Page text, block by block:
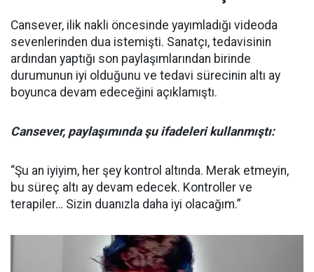
Cansever, ilik nakli öncesinde yayımladığı videoda
sevenlerinden dua istemişti. Sanatçı, tedavisinin
ardından yaptığı son paylaşımlarından birinde
durumunun iyi olduğunu ve tedavi sürecinin altı ay
boyunca devam edeceğini açıklamıştı.
Cansever, paylaşımında şu ifadeleri kullanmıştı:
“Şu an iyiyim, her şey kontrol altında. Merak etmeyin,
bu süreç altı ay devam edecek. Kontroller ve
terapiler… Sizin duanızla daha iyi olacağım.”